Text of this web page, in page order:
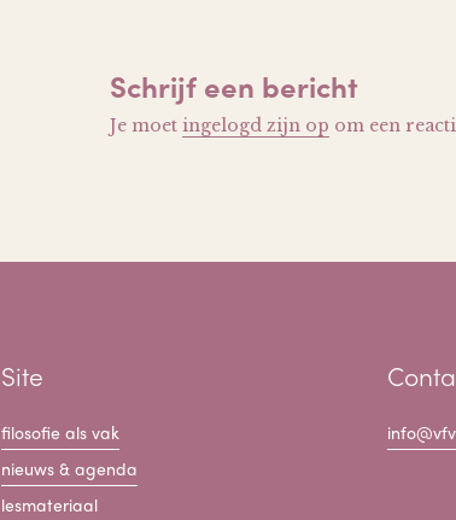
Schrijf een bericht
Je moet ingelogd zijn op om een
Site
filosofie als vak
nieuws & agenda
lesmateriaal